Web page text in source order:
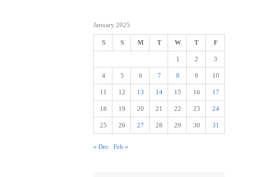
January 2025
S S M T W T F
1 2 3
4 5 6 7 8 9 10
11 12 13 14 15 16 17
18 19 20 21 22 23 24
25 26 27 28 29 30 31
« Dec Feb »